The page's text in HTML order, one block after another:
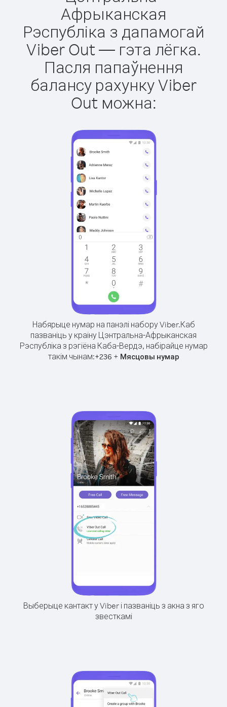
Афрыканская
Рэспубліка з дапамогай
Viber Out — гэта лёгка.
Пасля папаўнення
балансу рахунку Viber
Out можна:
Набярыце нумар на панэлі набору Viber.Каб
пазваніць у краіну Цэнтральна-Афрыканская
Рэспубліка з рэгіёна Каба-Вердэ, набірайце нумар
такім чынам:+236 + Мясцовы нумар
Выберыце кантакт у Viber і пазваніць з акна з яго
звесткамі